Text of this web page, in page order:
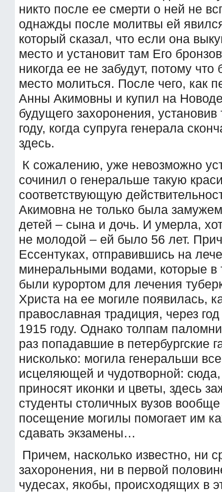
никто после ее смерти о ней не
однажды после молитвы ей
который сказал, что если она
место и установит там Его
никогда ее не забудут, потому что
место молиться. После чего, как
Анны Акимовны и купил на
будущего захоронения,
году, когда супруга генерала
здесь.
К сожалению, уже невозможно
сочинил о генеральше такую
соответствующую
Акимовна не только была
детей – сына и дочь. И умерла,
не молодой – ей было 56 лет.
Ессентуках, отправившись на
минеральными водами, которые в
были курортом для лечения
Христа на ее могиле появилась,
православная традиция, через
1915 году. Однако толпам
раз попадавшие в петербургские
нисколько: могила генеральши
исцеляющей и чудотворной:
приносят иконки и цветы, здесь
студенты столичных вузов вообще
посещение могилы помогает им
сдавать экзамены…
Причем, насколько известно, ни
захоронения, ни в первой
чудесах, якобы, происходящих в